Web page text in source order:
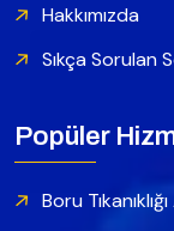
Hakkımızda
Sıkça Sorulan
Popüler
Boru